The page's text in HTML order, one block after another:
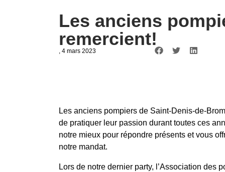
Les anciens
remercient!
, 4 mars 2023
Les anciens pompiers de Saint-Denis-de-
de pratiquer leur passion durant toutes ces
notre mieux pour répondre présents et vous
notre mandat.
Lors de notre dernier party, l’Association des